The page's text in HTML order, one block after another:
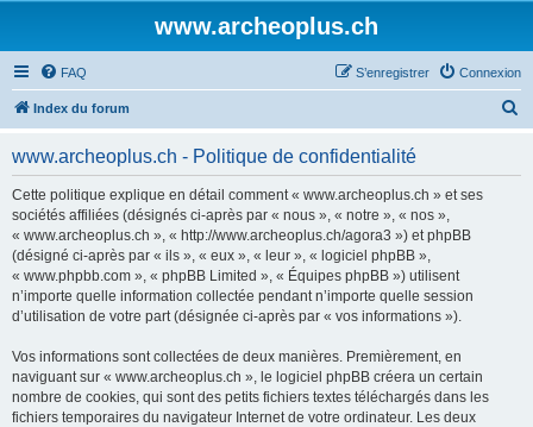
www.archeoplus.ch
FAQ Connexion
S’enregistrer
Index du forum
www.archeoplus.ch - Politique de confidentialité
Cette politique explique en détail comment « www.archeoplus.ch » et ses
sociétés affiliées (désignés ci-après par « nous », « notre », « nos »,
« www.archeoplus.ch », « http://www.archeoplus.ch/agora3 ») et phpBB
(désigné ci-après par « ils », « eux », « leur », « logiciel phpBB »,
« www.phpbb.com », « phpBB Limited », « Équipes phpBB ») utilisent
n’importe quelle information collectée pendant n’importe quelle session
d’utilisation de votre part (désignée ci-après par « vos informations »).
Vos informations sont collectées de deux manières. Premièrement, en
naviguant sur « www.archeoplus.ch », le logiciel phpBB créera un certain
nombre de cookies, qui sont des petits fichiers textes téléchargés dans les
fichiers temporaires du navigateur Internet de votre ordinateur. Les deux